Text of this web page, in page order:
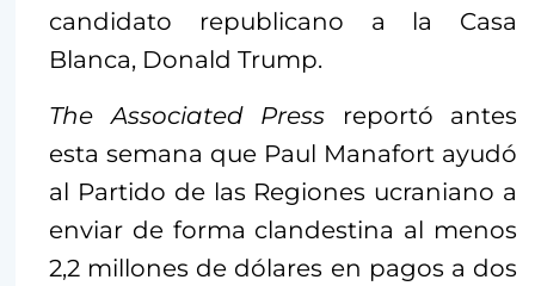
candidato republicano a la Casa
Blanca, Donald Trump.
The Associated Press reportó antes
esta semana que Paul Manafort ayudó
al Partido de las Regiones ucraniano a
enviar de forma clandestina al menos
2,2 millones de dólares en pagos a dos